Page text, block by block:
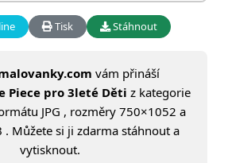
Tisk Stáhnout
vám přináší
Piece pro 3leté Děti z kategorie
JPG , rozměry 750×1052 a
. Můžete si ji zdarma stáhnout a
vytisknout.